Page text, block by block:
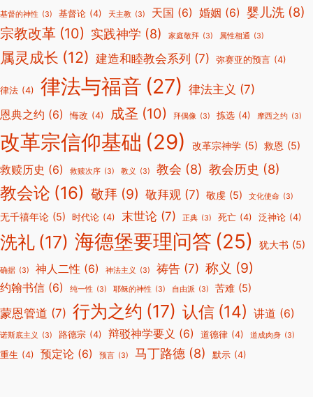
基督的神性 (3) 基督论 (4) 天主教 (3) 天国 (6) 婚姻 (6) 婴儿洗 (8)
宗教改革 (10) 实践神学 (8) 家庭敬拜 (3) 属性相通 (3)
属灵成长 (12) 建造和睦教会系列 (7) 弥赛亚的预言 (4)
律法 (4) 律法与福音 (27) 律法主义 (7)
恩典之约 (6) 悔改 (4) 成圣 (10) 拜偶像 (3) 拣选 (4) 摩西之约 (3)
改革宗信仰基础 (29) 改革宗神学 (5) 救恩 (5)
救赎历史 (6) 救赎次序 (3) 教义 (3) 教会 (8) 教会历史 (8)
教会论 (16) 敬拜 (9) 敬拜观 (7) 敬虔 (5) 文化使命 (3)
无千禧年论 (5) 时代论 (4) 末世论 (7) 正典 (3) 死亡 (4) 泛神论 (4)
洗礼 (17) 海德堡要理问答 (25) 犹大书 (5)
确据 (3) 神人二性 (6) 神法主义 (3) 祷告 (7) 称义 (9)
约翰书信 (6) 纯一性 (3) 耶稣的神性 (3) 自由派 (3) 苦难 (5)
蒙恩管道 (7) 行为之约 (17) 认信 (14) 讲道 (6)
诺斯底主义 (3) 路德宗 (4) 辩驳神学要义 (6) 道德律 (4) 道成肉身 (3)
重生 (4) 预定论 (6) 预言 (3) 马丁路德 (8) 默示 (4)